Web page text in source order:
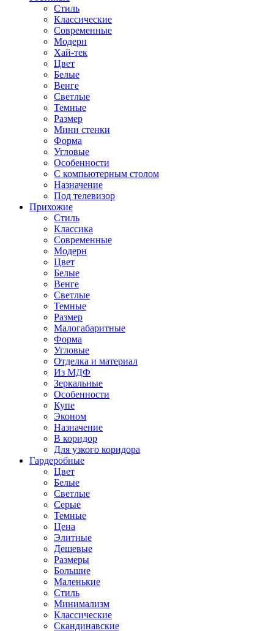
Стиль
Классические
Современные
Модерн
Хай-тек
Цвет
Белые
Венге
Светлые
Темные
Размер
Мини стенки
Форма
Угловые
Особенности
С компьютерным столом
Назначение
Под телевизор
Прихожие
Стиль
Классика
Современные
Модерн
Цвет
Белые
Венге
Светлые
Темные
Размер
Малогабаритные
Форма
Угловые
Отделка и материал
Из МДФ
Зеркальные
Особенности
Купе
Эконом
Назначение
В коридор
Для узкого коридора
Гардеробные
Цвет
Белые
Светлые
Серые
Темные
Цена
Элитные
Дешевые
Размеры
Большие
Маленькие
Стиль
Минимализм
Классические
Скандинавские